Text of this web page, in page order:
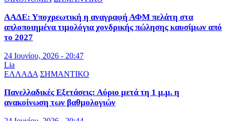
ΑΑΔΕ: Υποχρεωτική η αναγραφή ΑΦΜ πελάτη στα
απλοποιημένα τιμολόγια χονδρικής πώλησης καυσίμων από
το 2027
24 Ιουνίου, 2026 - 20:47
Lia
ΕΛΛΑΔΑ ΣΗΜΑΝΤΙΚΟ
Πανελλαδικές Εξετάσεις: Αύριο μετά τη 1 μ.μ. η
ανακοίνωση των βαθμολογιών